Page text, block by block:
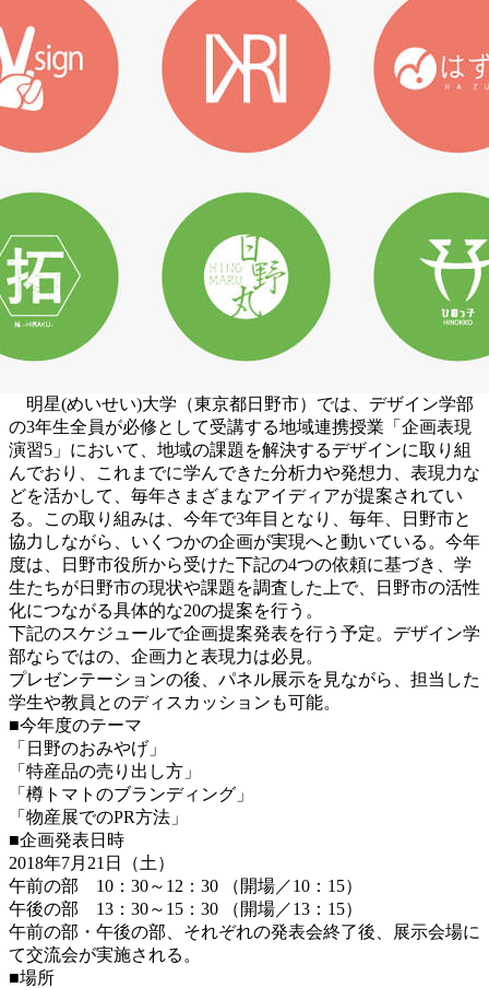
明星(めいせい)大学（東京都日野市）では、デザイン学部
の3年生全員が必修として受講する地域連携授業「企画表現
演習5」において、地域の課題を解決するデザインに取り組
んでおり、これまでに学んできた分析力や発想力、表現力な
どを活かして、毎年さまざまなアイディアが提案されてい
る。この取り組みは、今年で3年目となり、毎年、日野市と
協力しながら、いくつかの企画が実現へと動いている。今年
度は、日野市役所から受けた下記の4つの依頼に基づき、学
生たちが日野市の現状や課題を調査した上で、日野市の活性
化につながる具体的な20の提案を行う。
下記のスケジュールで企画提案発表を行う予定。デザイン学
部ならではの、企画力と表現力は必見。
プレゼンテーションの後、パネル展示を見ながら、担当した
学生や教員とのディスカッションも可能。
■今年度のテーマ
「日野のおみやげ」
「特産品の売り出し方」
「樽トマトのブランディング」
「物産展でのPR方法」
■企画発表日時
2018年7月21日（土）
午前の部 10：30～12：30 （開場／10：15）
午後の部 13：30～15：30 （開場／13：15）
午前の部・午後の部、それぞれの発表会終了後、展示会場に
て交流会が実施される。
■場所